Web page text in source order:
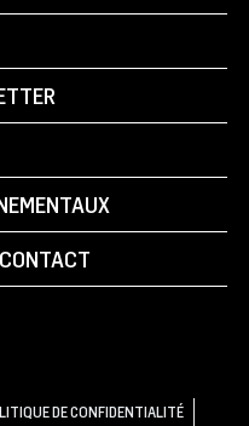
DE CONFIDENTIALITÉ